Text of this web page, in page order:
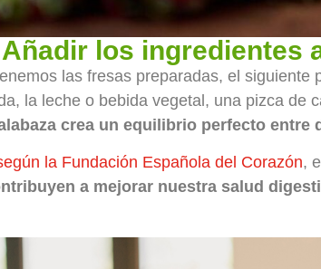
los ingredientes
las fresas preparadas, el
la leche o bebida vegetal, una pizca de
crea un equilibrio perfecto
la Fundación Española del Corazón,
a mejorar nuestra salud